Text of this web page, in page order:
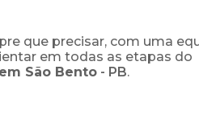
que precisar, com uma
em todas as etapas do
em São Bento - PB.